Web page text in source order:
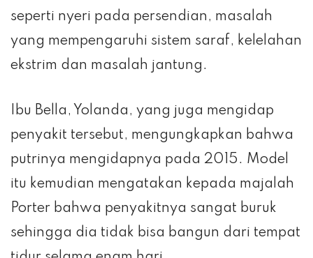
seperti nyeri pada persendian, masalah
yang mempengaruhi sistem saraf, kelelahan
ekstrim dan masalah jantung.
Ibu Bella, Yolanda, yang juga mengidap
penyakit tersebut, mengungkapkan bahwa
putrinya mengidapnya pada 2015. Model
itu kemudian mengatakan kepada majalah
Porter bahwa penyakitnya sangat buruk
sehingga dia tidak bisa bangun dari tempat